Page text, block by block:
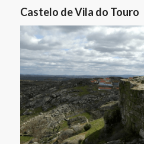
Castelo de Vila do Touro